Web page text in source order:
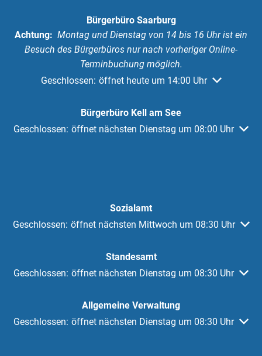
Bürgerbüro Saarburg
Achtung: Montag und Dienstag von 14 bis 16 Uhr ist ein
Besuch des Bürgerbüros nur nach vorheriger Online-
Terminbuchung möglich.
Klicken, um weitere Öffnungs- oder Schließzeiten
Geschlossen: öffnet heute um 14:00 Uhr
Bürgerbüro Kell am See
Klicken, um weitere Öffnungs- oder Schließzeiten
Geschlossen: öffnet nächsten Dienstag um 08:00 Uhr
Sozialamt
Klicken, um weitere Öffnungs- oder Schließzeiten
Geschlossen: öffnet nächsten Mittwoch um 08:30 Uhr
Standesamt
Klicken, um weitere Öffnungs- oder Schließzeiten
Geschlossen: öffnet nächsten Dienstag um 08:30 Uhr
Allgemeine Verwaltung
Klicken, um weitere Öffnungs- oder Schließzeiten
Geschlossen: öffnet nächsten Dienstag um 08:30 Uhr